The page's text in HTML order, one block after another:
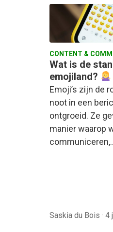
CONTENT &
Wat is de
emojiland?
Emoji’s zijn de
noot in een
ontgroeid. Ze
manier waarop
Saskia du Bois · 4